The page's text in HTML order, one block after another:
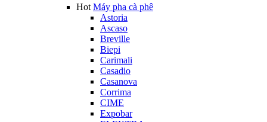
Hot Máy pha cà phê
Astoria
Ascaso
Breville
Biepi
Carimali
Casadio
Casanova
Corrima
CIME
Expobar